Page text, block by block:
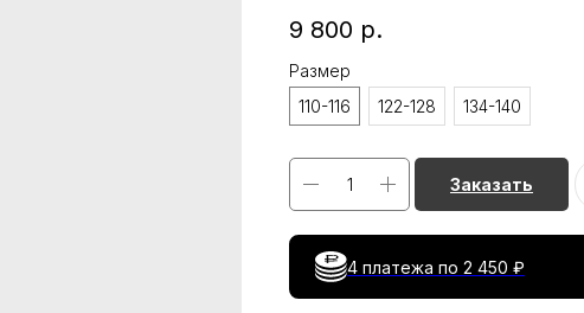
9 800 р.
Размер
110-116
122-128 134-140
Заказать
4 платежа по 2 450 ₽